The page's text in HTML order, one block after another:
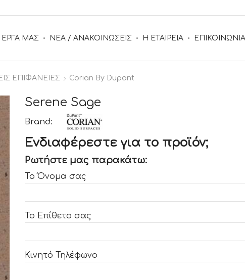
ΕΡΓΑ ΜΑΣ ΝΕΑ / ΑΝΑΚΟΙΝΩΣΕΙΣ Η ΕΤΑΙΡΕΙΑ ΕΠΙΚΟΙΝΩΝΙΑ
ΕΠΙΦΑΝΕΙΕΣ Corian By Dupont
Serene Sage
Brand:
Ενδιαφέρεστε για το προϊόν;
Ρωτήστε μας παρακάτω:
Το Όνομα σας
Το Επίθετο σας
Κινητό Τηλέφωνο